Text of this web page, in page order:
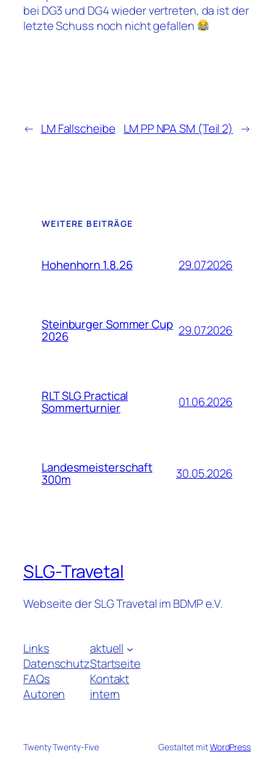
bei DG3 und DG4 wieder vertreten, da ist der
letzte Schuss noch nicht gefallen
← LM Fallscheibe LM PP NPA SM (Teil 2) →
WEITERE BEITRÄGE
Hohenhorn 1.8.26 29.07.2026
Steinburger Sommer Cup
2026 29.07.2026
RLT SLG Practical
Sommerturnier 01.06.2026
Landesmeisterschaft
300m 30.05.2026
SLG-Travetal
Webseite der SLG Travetal im BDMP e.V.
Links
Datenschutz
FAQs
Autoren
aktuell
Startseite
Kontakt
intern
Twenty Twenty-Five Gestaltet mitWordPress